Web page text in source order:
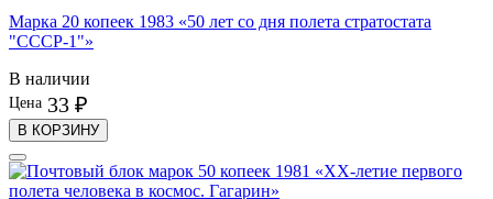
Марка 20 копеек 1983 «50 лет со дня полета стратостата
"СССР-1"»
В наличии
Цена 33 ₽
В КОРЗИНУ